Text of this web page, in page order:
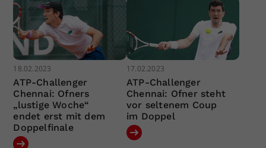
18.02.2023
ATP-Challenger
Chennai: Ofners
„lustige Woche“
endet erst mit dem
Doppelfinale
17.02.2023
ATP-Challenger
Chennai: Ofner steht
vor seltenem Coup
im Doppel